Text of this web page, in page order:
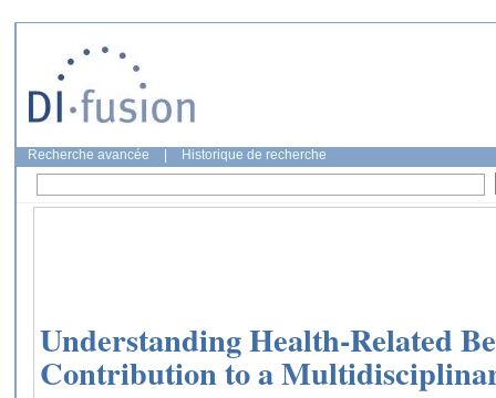
Recherche avancée Historique de recherche
Understanding Health-Related
Contribution to a